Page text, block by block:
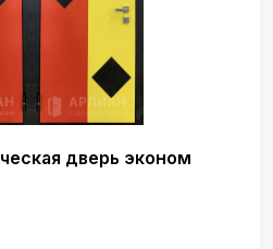
дверь эконом